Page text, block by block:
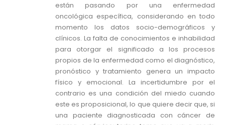
están pasando por una enfermedad
oncológica específica, considerando en todo
momento los datos socio-demográficos y
clínicos. La falta de conocimientos e inhabilidad
para otorgar el significado a los procesos
propios de la enfermedad como el diagnóstico,
pronóstico y tratamiento genera un impacto
físico y emocional. La incertidumbre por el
contrario es una condición del miedo cuando
este es proposicional, lo que quiere decir que, si
una paciente diagnosticada con cáncer de